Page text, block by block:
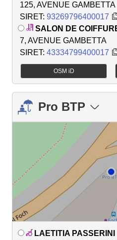
125, AVENUE GAMBETTA
SIRET: 93269796400017
SALON DE
7, AVENUE GAMBETTA
SIRET: 43334799400017
OSM iD
Pro BTP
LAETITIA PASSERINI